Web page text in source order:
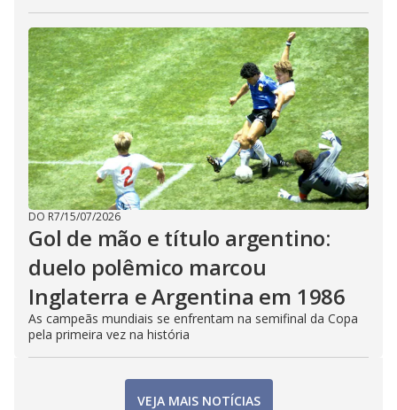
DO R7/15/07/2026
Gol de mão e título argentino:
duelo polêmico marcou
Inglaterra e Argentina em 1986
As campeãs mundiais se enfrentam na semifinal da Copa
pela primeira vez na história
VEJA MAIS NOTÍCIAS